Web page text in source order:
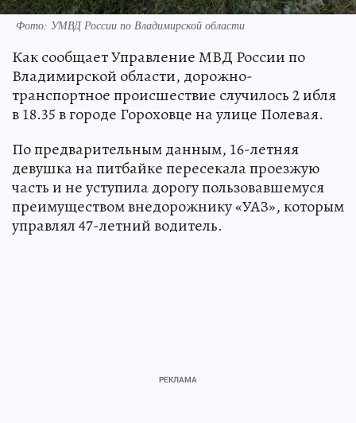
Фото: УМВД России по Владимирской области
Как сообщает Управление МВД России по
Владимирской области, дорожно-
транспортное происшествие случилось 2 ибля
в 18.35 в городе Гороховце на улице Полевая.
По предварительным данным, 16-летняя
девушка на питбайке пересекала проезжую
часть и не уступила дорогу пользовавшемуся
преимуществом внедорожнику «УАЗ», которым
управлял 47-летний водитель.